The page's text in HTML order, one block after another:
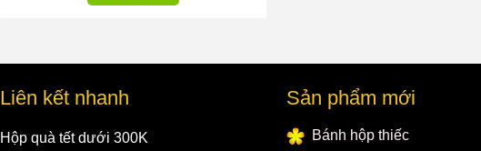
Liên kết nhanh
Hộp quà tết dưới 300K
Sản phẩm mới
Bánh hộp thiếc